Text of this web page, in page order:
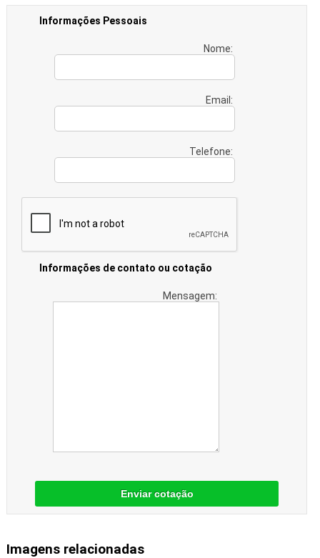
Informações Pessoais
Nome:
Email:
Telefone:
Informações de contato ou cotação
Mensagem:
Enviar cotação
Imagens relacionadas